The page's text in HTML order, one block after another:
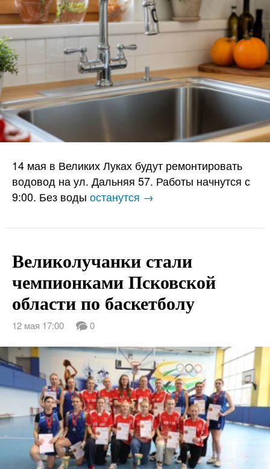
14 мая в Великих Луках будут ремонтировать
водовод на ул. Дальняя 57. Работы начнутся с
9:00. Без воды останутся →
Великолучанки стали
чемпионками Псковской
области по баскетболу
12 мая 17:00 0